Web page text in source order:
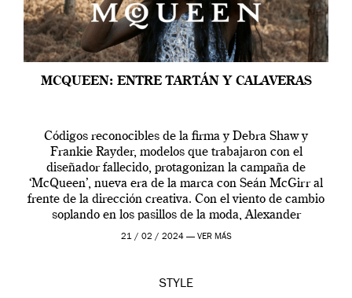
MCQUEEN: ENTRE TARTÁN Y CALAVERAS
Códigos reconocibles de la firma y Debra Shaw y
Frankie Rayder, modelos que trabajaron con el
diseñador fallecido, protagonizan la campaña de
‘McQueen’, nueva era de la marca con Seán McGirr al
frente de la dirección creativa. Con el viento de cambio
soplando en los pasillos de la moda, Alexander
McQueen se prepara para una […]
21 / 02 / 2024 — VER MÁS
STYLE